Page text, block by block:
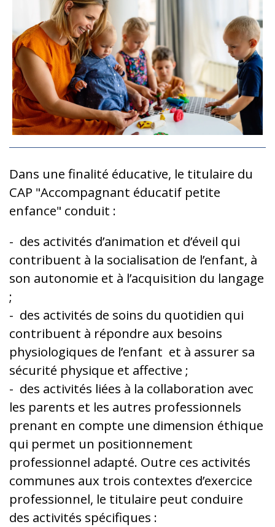
Dans une finalité éducative, le titulaire du
CAP "Accompagnant éducatif petite
enfance" conduit :
- des activités d’animation et d’éveil qui
contribuent à la socialisation de l’enfant, à
son autonomie et à l’acquisition du langage
;
- des activités de soins du quotidien qui
contribuent à répondre aux besoins
physiologiques de l’enfant et à assurer sa
sécurité physique et affective ;
- des activités liées à la collaboration avec
les parents et les autres professionnels
prenant en compte une dimension éthique
qui permet un positionnement
professionnel adapté. Outre ces activités
communes aux trois contextes d’exercice
professionnel, le titulaire peut conduire
des activités spécifiques :